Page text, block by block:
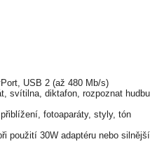
USB 2 (až 480 Mb/s)
svítilna, diktafon, rozpoznat
fotoaparáty, styly, tón
použití 30W adaptéru nebo